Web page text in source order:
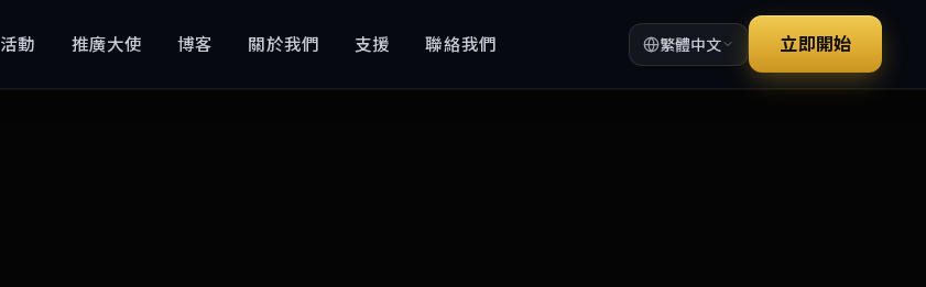
活動 推廣大使 博客 關於我們 支援 聯絡我們 繁體中文 立即開始